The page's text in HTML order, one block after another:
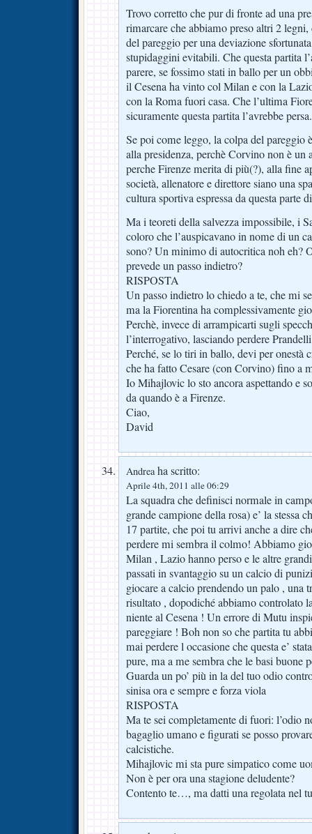
Trovo corretto che pur di fronte ad una
rimarcare che abbiamo preso altri 2
del pareggio per una deviazione
stupidaggini evitabili. Che questa partita
parere, se fossimo stati in ballo per un
il Cesena ha vinto col Milan e con la
con la Roma fuori casa. Che l’ultima
sicuramente questa partita l’avrebbe persa.
Se poi come leggo, la colpa del pareggio
alla presidenza, perchè Corvino non è un
perche Firenze merita di più(?), alla fine
società, allenatore e direttore siano una
cultura sportiva espressa da questa parte
Ma i teoreti della salvezza impossibile, i
coloro che l’auspicavano in nome di un
sono? Un minimo di autocritica noh eh?
prevede un passo indietro?
RISPOSTA
Un passo indietro lo chiedo a te, che mi
ma la Fiorentina ha complessivamente
Perchè, invece di arrampicarti sugli
l’interrogativo, lasciando perdere
Perché, se lo tiri in ballo, devi per onestà
che ha fatto Cesare (con Corvino) fino a
Io Mihajlovic lo sto ancora aspettando e
da quando è a Firenze.
Ciao,
David
Andreaha scritto:
Aprile 4th, 2011 alle 06:29
La squadra che definisci normale in
grande campione della rosa) e’ la stessa
17 partite, che poi tu arrivi anche a dire
perdere mi sembra il colmo! Abbiamo
Milan , Lazio hanno perso e le altre
passati in svantaggio su un calcio di
giocare a calcio prendendo un palo , una
risultato , dopodiché abbiamo controlato
niente al Cesena ! Un errore di Mutu
pareggiare ! Boh non so che partita tu
mai perdere l occasione che questa e’
pure, ma a me sembra che le basi buone
Guarda un po’ più in la del tuo odio
sinisa ora e sempre e forza viola
RISPOSTA
Ma te sei completamente di fuori: l’odio
bagaglio umano e figurati se posso
calcistiche.
Mihajlovic mi sta pure simpatico come
Non è per ora una stagione deludente?
Contento te…, ma datti una regolata nel